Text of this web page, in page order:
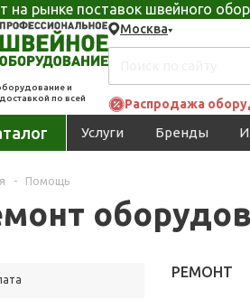
на рынке поставок швейного
и
по всей
Москва
Распродажа
Услуги Бренды
- Помощь
РЕМОНТ